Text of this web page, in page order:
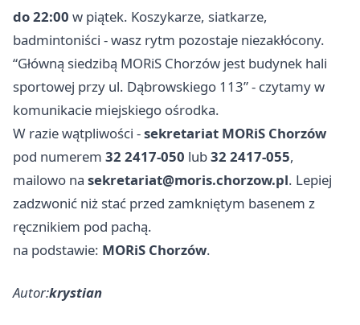
do 22:00 w piątek. Koszykarze, siatkarze,
badmintoniści - wasz rytm pozostaje niezakłócony.
“Główną siedzibą MORiS Chorzów jest budynek hali
sportowej przy ul. Dąbrowskiego 113” - czytamy w
komunikacie miejskiego ośrodka.
W razie wątpliwości -sekretariat MORiS Chorzów
pod numerem 32 2417-050 lub32 2417-055,
mailowo na sekretariat@moris.chorzow.pl. Lepiej
zadzwonić niż stać przed zamkniętym basenem z
ręcznikiem pod pachą.
na podstawie: MORiS Chorzów.
Autor:krystian